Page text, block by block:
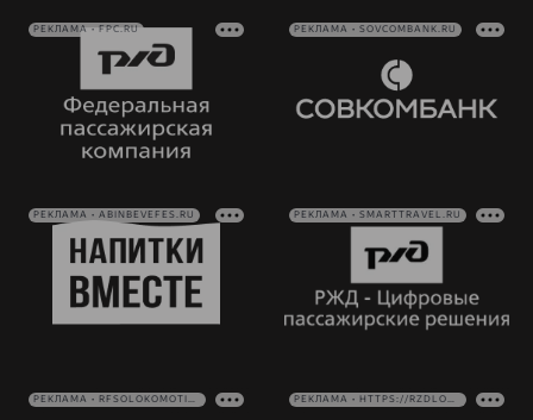
РЕКЛАМА • FPC.RU РЕКЛАМА • SOVCOMBANK.RU
РЕКЛАМА • ABINBEVEFES.RU РЕКЛАМА • SMARTTRAVEL.RU
РЕКЛАМА • RFSOLOKOMOTIV.RU РЕКЛАМА • HTTPS://RZDLOG.RU/